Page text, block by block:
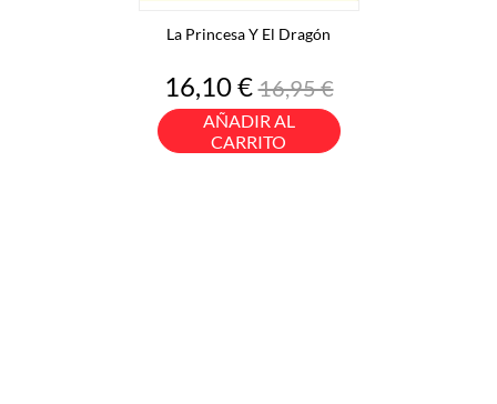
La Princesa Y El Dragón
Precio
16,10 €Precio
base
16,95 €
AÑADIR AL
CARRITO